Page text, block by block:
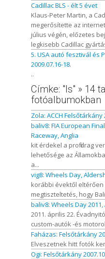
Cadillac BLS - élt 5 évet
Klaus-Peter Martin, a
megerősítette az
július végén, előzetes
legkisebb Cadillac
5. USA autó fesztivál és
2009.07.16-18.
..
Címke: "ls" » 14
fotóalbumokban
Zola: ACCH Felsőtárkány
baliv8: FIA European
Raceway, Anglia
kit érdekel a profi drag
lehetősége az
a...
vig8: Wheels Day,
korábbi évektől
megtiszteltetés, hogy
baliv8: Wheels Day
2011. április 22.
custom-autók -és
Faházas: Felsőtárkány
Elveszetnek hitt fotók
Ogi: Felsőtárkány